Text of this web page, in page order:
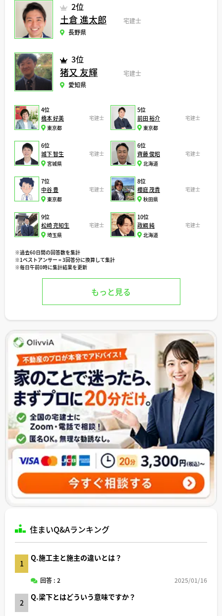
2位
土倉 進太郎
宅建士
長野県
3位
猪又 友輝
宅建士
愛知県
4位
橋本 好美
宅建士
東京都
5位
前田 裕介
宅建士
東京都
6位
城下 智生
宅建士
宮城県
6位
齊藤 俊昭
宅建士
北海道
7位
中谷 豊
宅建士
東京都
8位
櫻庭 茂貴
宅建士
秋田県
9位
松崎 充知生
宅建士
埼玉県
10位
政綱 純
宅建士
北海道
※過去60日間の回答数を集計
※1ベストアンサー = 3回答分に換算して集計
※毎日午前0時に集計結果を更新
もっと見る
住まいQ&Aランキング
1
Q.施工主と施主の違いとは？
回答 : 2 2025/01/16
2
Q.梁下とはどういう意味ですか？